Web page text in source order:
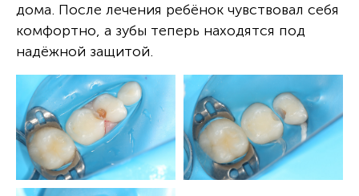
дома. После лечения ребёнок чувствовал себя
комфортно, а зубы теперь находятся под
надёжной защитой.